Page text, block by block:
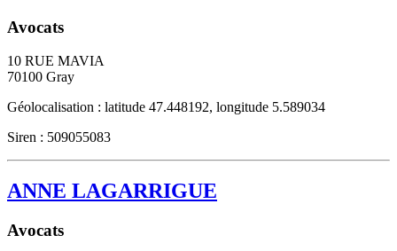
Avocats
10 RUE MAVIA
70100 Gray
Géolocalisation : latitude 47.448192, longitude 5.589034
Siren : 509055083
ANNE LAGARRIGUE
Avocats